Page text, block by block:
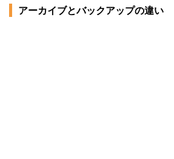
アーカイブとバックアップの違い